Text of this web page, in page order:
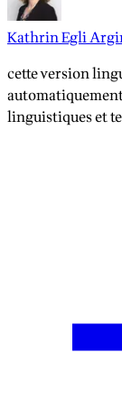
Kathrin Egli
cette version
linguistiques et